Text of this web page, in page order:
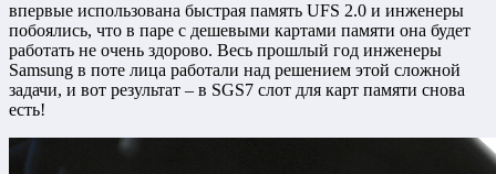
впервые использована быстрая память UFS 2.0 и инженеры
побоялись, что в паре с дешевыми картами памяти она будет
работать не очень здорово. Весь прошлый год инженеры
Samsung в поте лица работали над решением этой сложной
задачи, и вот результат – в SGS7 слот для карт памяти снова
есть!